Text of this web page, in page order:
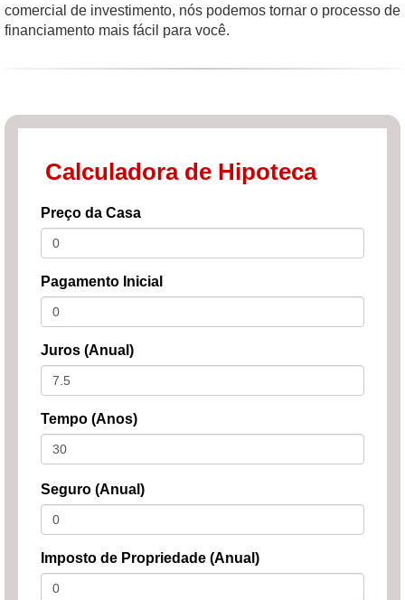
comercial de investimento, nós podemos tornar o processo de
financiamento mais fácil para você.
Calculadora de Hipoteca
Preço da Casa
Pagamento Inicial
Juros (Anual)
Tempo (Anos)
Seguro (Anual)
Imposto de Propriedade (Anual)